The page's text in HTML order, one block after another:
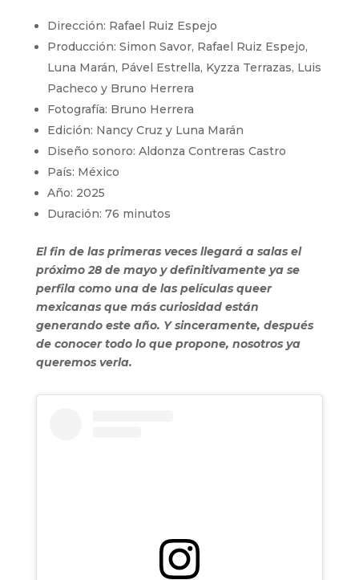
Dirección: Rafael Ruiz Espejo
Producción: Simon Savor, Rafael Ruiz Espejo,
Luna Marán, Pável Estrella, Kyzza Terrazas, Luis
Pacheco y Bruno Herrera
Fotografía: Bruno Herrera
Edición: Nancy Cruz y Luna Marán
Diseño sonoro: Aldonza Contreras Castro
País: México
Año: 2025
Duración: 76 minutos
El fin de las primeras veces llegará a salas el
próximo 28 de mayo y definitivamente ya se
perfila como una de las películas queer
mexicanas que más curiosidad están
generando este año. Y sinceramente, después
de conocer todo lo que propone, nosotros ya
queremos verla.